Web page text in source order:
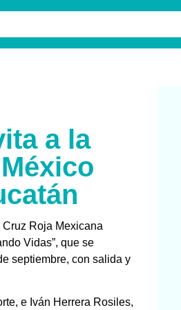
a la
Roja Mexicana
Vidas”, que se
septiembre, con salida y
e Iván Herrera Rosiles,